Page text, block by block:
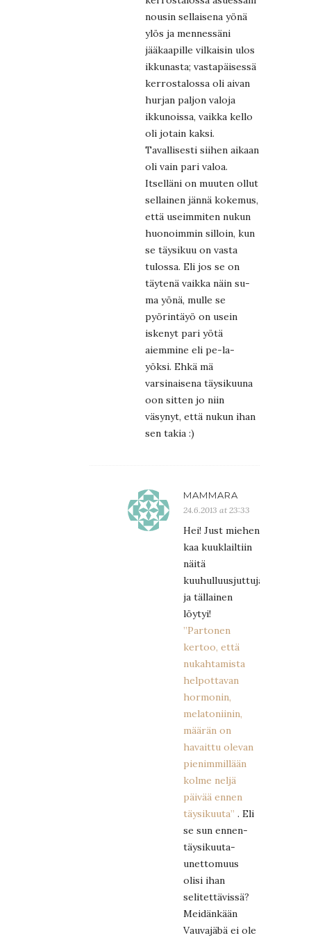
nousin sellaisena yönä
ylös ja mennessäni
jääkaapille vilkaisin ulos
ikkunasta; vastapäisessä
kerrostalossa oli aivan
hurjan paljon valoja
ikkunoissa, vaikka kello
oli jotain kaksi.
Tavallisesti siihen aikaan
oli vain pari valoa.
Itselläni on muuten ollut
sellainen jännä kokemus,
että useimmiten nukun
huonoimmin silloin, kun
se täysikuu on vasta
tulossa. Eli jos se on
täytenä vaikka näin su-
ma yönä, mulle se
pyörintäyö on usein
iskenyt pari yötä
aiemmine eli pe-la-
yöksi. Ehkä mä
varsinaisena täysikuuna
oon sitten jo niin
väsynyt, että nukun ihan
sen takia :)
MAMMARA
24.6.2013 at 23:33
Hei! Just miehen
kaa kuuklailtiin
näitä
kuuhulluusjuttuja
ja tällainen
löytyi!
”Partonen
kertoo, että
nukahtamista
helpottavan
hormonin,
melatoniinin,
määrän on
havaittu olevan
pienimmillään
kolme neljä
päivää ennen
täysikuuta” . Eli
se sun ennen-
täysikuuta-
unettomuus
olisi ihan
selitettävissä?
Meidänkään
Vauvajäbä ei ole